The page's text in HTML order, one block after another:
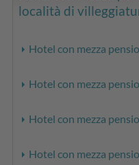
località di
Hotel con mezza
Hotel con mezza
Hotel con mezza
Hotel con mezza